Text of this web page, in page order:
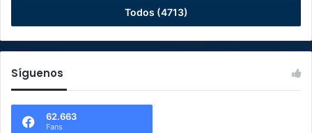
Todos (4713)
Síguenos
62.663
Fans